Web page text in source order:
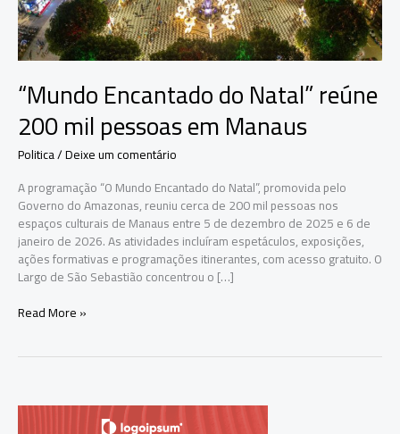
“Mundo Encantado do Natal” reúne
200 mil pessoas em Manaus
Politica/Deixe um comentário
A programação “O Mundo Encantado do Natal”, promovida pelo
Governo do Amazonas, reuniu cerca de 200 mil pessoas nos
espaços culturais de Manaus entre 5 de dezembro de 2025 e 6 de
janeiro de 2026. As atividades incluíram espetáculos, exposições,
ações formativas e programações itinerantes, com acesso gratuito. O
Largo de São Sebastião concentrou o […]
“Mundo
200
Read More »